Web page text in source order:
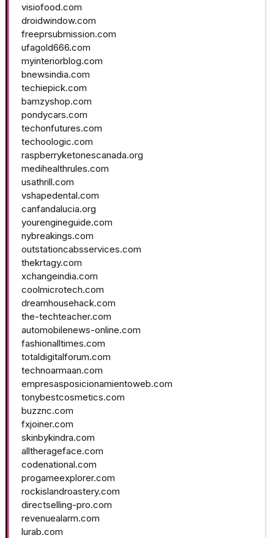
visiofood.com
droidwindow.com
freeprsubmission.com
ufagold666.com
myinteriorblog.com
bnewsindia.com
techiepick.com
bamzyshop.com
pondycars.com
techonfutures.com
techoologic.com
raspberryketonescanada.org
medihealthrules.com
usathrill.com
vshapedental.com
canfandalucia.org
yourengineguide.com
nybreakings.com
outstationcabsservices.com
thekrtagy.com
xchangeindia.com
coolmicrotech.com
dreamhousehack.com
the-techteacher.com
automobilenews-online.com
fashionalltimes.com
totaldigitalforum.com
technoarmaan.com
empresasposicionamientoweb.com
tonybestcosmetics.com
buzznc.com
fxjoiner.com
skinbykindra.com
alltherageface.com
codenational.com
progameexplorer.com
rockislandroastery.com
directselling-pro.com
revenuealarm.com
lurab.com